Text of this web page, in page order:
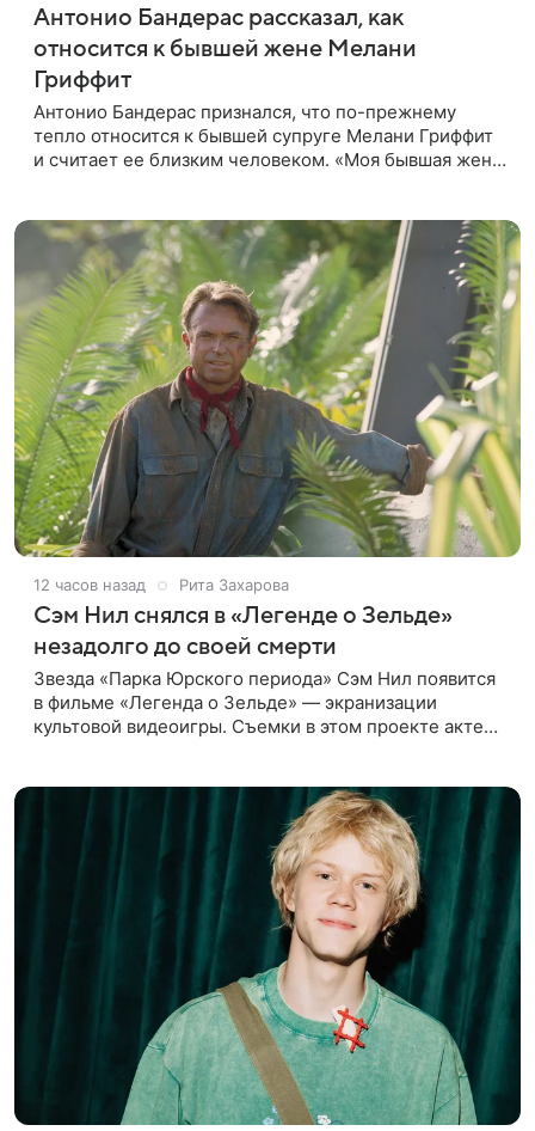
Антонио Бандерас рассказал, как
относится к бывшей жене Мелани
Гриффит
Антонио Бандерас признался, что по-прежнему
тепло относится к бывшей супруге Мелани Гриффит
и считает ее близким человеком. «Моя бывшая жена
12 часов назад Рита Захарова
Сэм Нил снялся в «Легенде о Зельде»
незадолго до своей смерти
Звезда «Парка Юрского периода» Сэм Нил появится
в фильме «Легенда о Зельде» — экранизации
культовой видеоигры. Съемки в этом проекте актер